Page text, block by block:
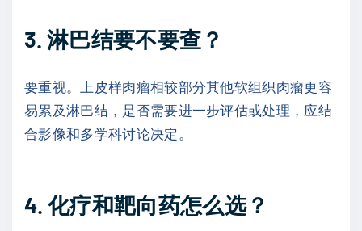
3. 淋巴结要不要查？
要重视。上皮样肉瘤相较部分其他软组织肉瘤更容
易累及淋巴结，是否需要进一步评估或处理，应结
合影像和多学科讨论决定。
4. 化疗和靶向药怎么选？